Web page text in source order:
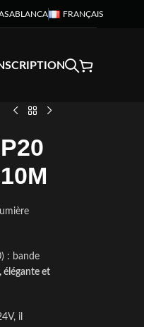
FRANÇAIS
: bande
élégante et
il